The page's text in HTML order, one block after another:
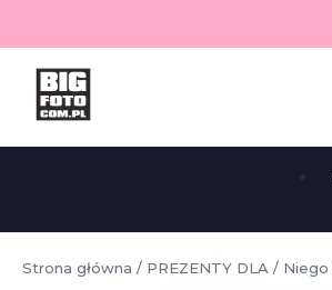
Strona główna / PREZENTY DLA / Niego